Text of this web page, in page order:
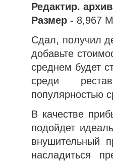
Редактир.
Размер - 8,967
Сдал, получил
добавьте
среднем будет
среди
популярностью
В качестве
подойдет
внушительный
насладиться